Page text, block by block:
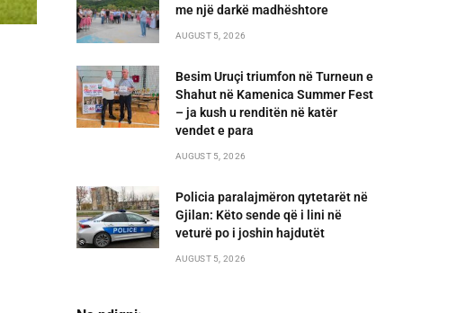
me një darkë madhështore
AUGUST 5, 2026
Besim Uruçi triumfon në Turneun e
Shahut në Kamenica Summer Fest
– ja kush u renditën në katër
vendet e para
AUGUST 5, 2026
Policia paralajmëron qytetarët në
Gjilan: Këto sende që i lini në
veturë po i joshin hajdutët
AUGUST 5, 2026